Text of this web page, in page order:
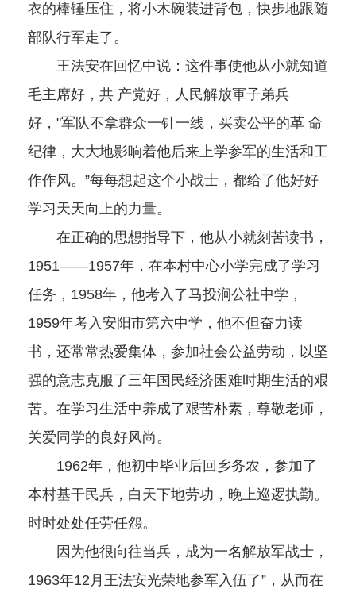
衣的棒锤压住，将小木碗装进背包，快步地跟随
部队行军走了。
王法安在回忆中说：这件事使他从小就知道
毛主席好，共 产党好，人民解放軍子弟兵
好，"军队不拿群众一针一线，买卖公平的革 命
纪律，大大地影响着他后来上学参军的生活和工
作作风。”每每想起这个小战士，都给了他好好
学习天天向上的力量。
在正确的思想指导下，他从小就刻苦读书，
1951――1957年，在本村中心小学完成了学习
任务，1958年，他考入了马投涧公社中学，
1959年考入安阳市第六中学，他不但奋力读
书，还常常热爱集体，参加社会公益劳动，以坚
强的意志克服了三年国民经济困难时期生活的艰
苦。在学习生活中养成了艰苦朴素，尊敬老师，
关爱同学的良好风尚。
1962年，他初中毕业后回乡务农，参加了
本村基干民兵，白天下地劳功，晚上巡逻执勤。
时时处处任劳任怨。
因为他很向往当兵，成为一名解放军战士，
1963年12月王法安光荣地参军入伍了”，从而在